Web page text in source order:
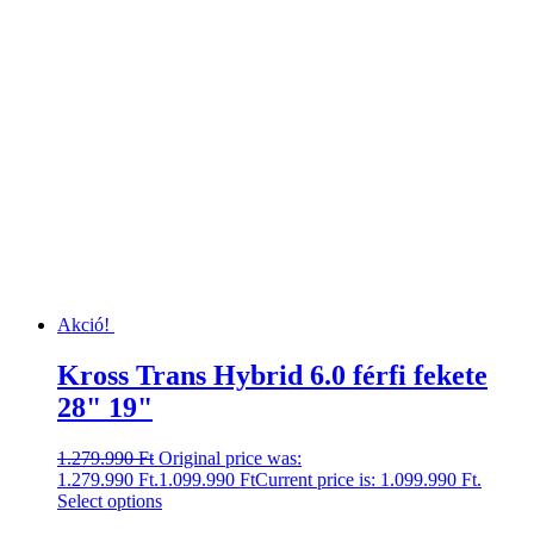
Akció!
Kross Trans Hybrid 6.0 férfi fekete
28" 19"
1.279.990Ft Original price was:
1.279.990 Ft.1.099.990 FtCurrent price is: 1.099.990 Ft.
Select options